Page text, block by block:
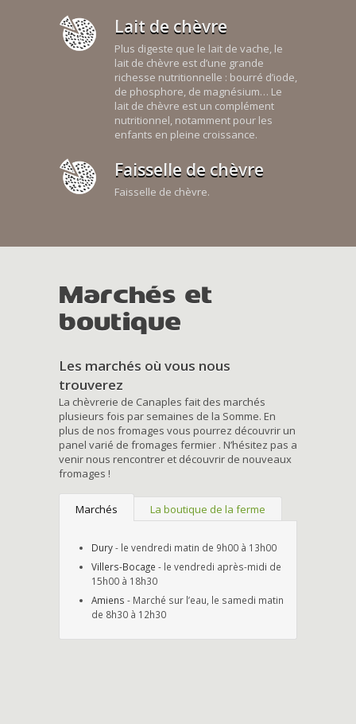
Lait de chèvre
Plus digeste que le lait de vache, le
lait de chèvre est d’une grande
richesse nutritionnelle : bourré d’iode,
de phosphore, de magnésium… Le
lait de chèvre est un complément
nutritionnel, notamment pour les
enfants en pleine croissance.
Faisselle de chèvre
Faisselle de chèvre.
Marchés et
boutique
Les marchés où vous nous
trouverez
La chèvrerie de Canaples fait des marchés
plusieurs fois par semaines de la Somme. En
plus de nos fromages vous pourrez découvrir un
panel varié de fromages fermier . N’hésitez pas a
venir nous rencontrer et découvrir de nouveaux
fromages !
Marchés La boutique de la ferme
Dury- le vendredi matin de 9h00 à 13h00
Villers-Bocage - le vendredi après-midi de
15h00 à 18h30
Amiens - Marché sur l’eau, le samedi matin
de 8h30 à 12h30